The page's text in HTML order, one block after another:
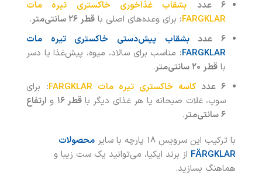
۶ عدد
بشقاب غذاخوری خاکستری تیره مات
FARGKLAR
: برای وعده‌های اصلی با قطر ۲۶ سانتی‌متر
.
۶ عدد
بشقاب پیش‌دستی خاکستری تیره مات
FARGKLAR
: مناسب برای سالاد، میوه، پیش‌غذا یا دسر
با قطر ۲۰ سانتی‌متر
.
۶ عدد
کاسه خاکستری تیره مات FARGKLAR : برای
سوپ، غلات صبحانه یا هر غذای دیگر با قطر ۱۶ و ارتفاع
۶ سانتی‌متر
.
با ترکیب این سرویس 18 پارچه با سایر
محصولات
FÄRGKLAR از برند ایکیا، می‌توانید یک ست زیبا و
هماهنگ بسازید.